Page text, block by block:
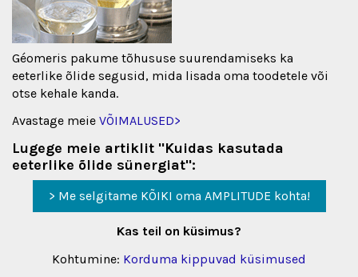
Géomeris pakume tõhususe suurendamiseks ka
eeterlike õlide segusid, mida lisada oma toodetele või
otse kehale kanda.
Avastage meie VÕIMALUSED>
Lugege meie artiklit "Kuidas kasutada
eeterlike õlide sünergiat":
> Me selgitame KÕIKI oma AMPLITUDE kohta!
Kas teil on küsimus?
Kohtumine: Korduma kippuvad küsimused